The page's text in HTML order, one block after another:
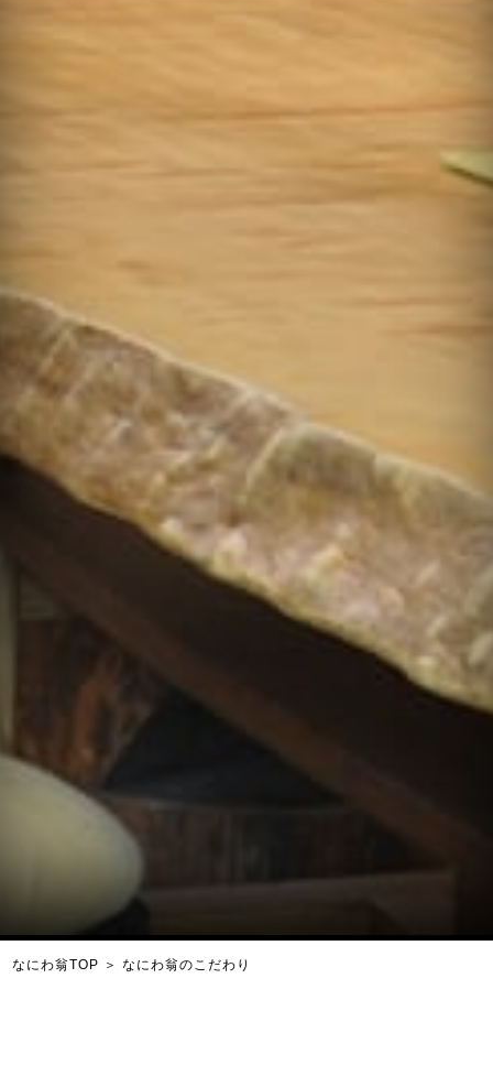
なにわ翁TOP ＞なにわ翁のこだわり